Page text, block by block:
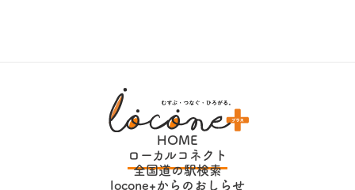
HOME
ローカルコネクト
全国道の駅検索
locone+からのおしらせ